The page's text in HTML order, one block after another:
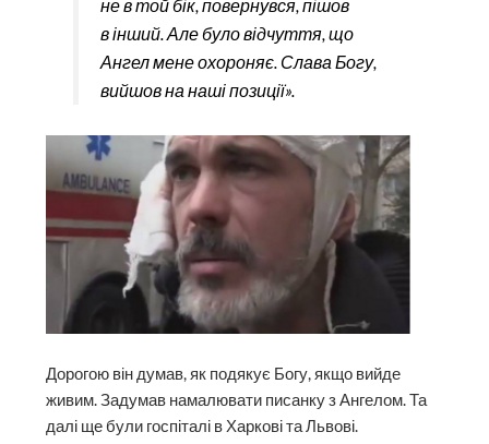
не в той бік, повернувся, пішов
в інший. Але було відчуття, що
Ангел мене охороняє. Слава Богу,
вийшов на наші позиції».
Дорогою він думав, як подякує Богу, якщо вийде
живим. Задумав намалювати писанку з Ангелом. Та
далі ще були госпіталі в Харкові та Львові.